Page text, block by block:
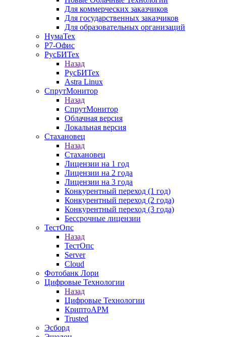
Для коммерческих заказчиков
Для государственных заказчиков
Для образовательных организаций
НумаТех
Р7-Офис
РусБИТех
Назад
РусБИТех
Astra Linux
СпрутМонитор
Назад
СпрутМонитор
Облачная версия
Локальная версия
Стахановец
Назад
Стахановец
Лицензии на 1 год
Лицензии на 2 года
Лицензии на 3 года
Конкурентный переход (1 год)
Конкурентный переход (2 года)
Конкурентный переход (3 года)
Бессрочные лицензии
ТестОпс
Назад
ТестОпс
Server
Cloud
Фотобанк Лори
Цифровые Технологии
Назад
Цифровые Технологии
КриптоАРМ
Trusted
Эсборд